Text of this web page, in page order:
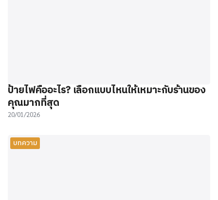
ป้ายไฟคืออะไร? เลือกแบบไหนให้เหมาะกับร้านของ
คุณมากที่สุด
20/01/2026
บทความ